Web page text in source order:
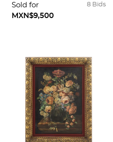
cm.
8 Bids
Sold for
MXN$9,500